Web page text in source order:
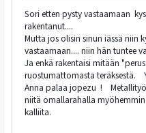
Sori etten pysty vastaamaan
rakentanut....
Mutta jos olisin sinun iässä niin
vastaamaan.... niin hän tuntee
Ja enkä rakentaisi mitään
ruostumattomasta teräksestä.
Anna palaa jopezu !
niitä omallarahalla
kalliita.